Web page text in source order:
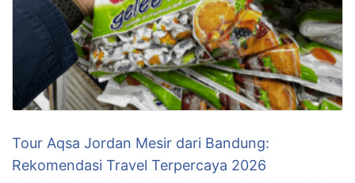
Tour Aqsa Jordan Mesir dari Bandung:
Rekomendasi Travel Terpercaya 2026